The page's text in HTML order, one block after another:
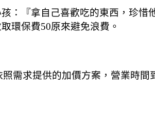
：『拿自己喜歡吃的東西，珍惜
環保費50原來避免浪費。
需求提供的加價方案，營業時間